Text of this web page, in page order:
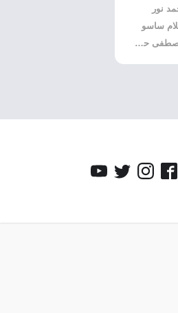
نور
ساسو
كلمات : مصطفى حدوتة